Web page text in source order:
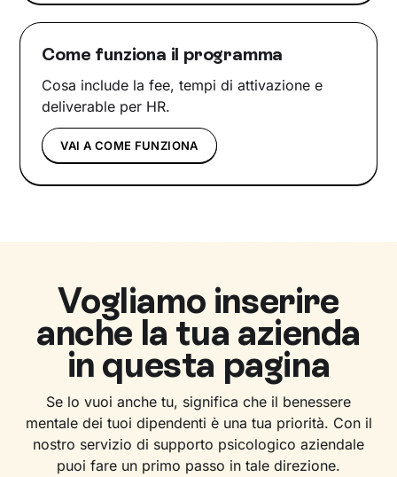
Come funziona il programma
Cosa include la fee, tempi di attivazione e
deliverable per HR.
VAI A COME FUNZIONA
Vogliamo inserire
anche la tua azienda
in questa pagina
Se lo vuoi anche tu, significa che il benessere
mentale dei tuoi dipendenti è una tua priorità. Con il
nostro servizio di supporto psicologico aziendale
puoi fare un primo passo in tale direzione.